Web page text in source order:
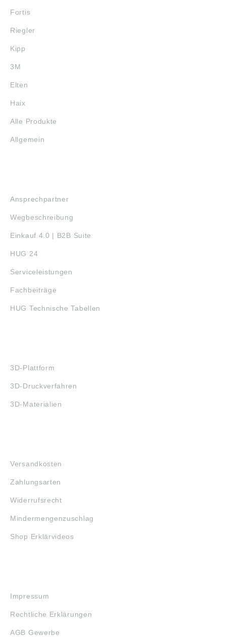
Fortis
Riegler
Kipp
3M
Elten
Haix
Alle Produkte
Allgemein
Ansprechpartner
Wegbeschreibung
Einkauf 4.0 | B2B Suite
HUG 24
Serviceleistungen
Fachbeiträge
HUG Technische Tabellen
3D-Plattform
3D-Druckverfahren
3D-Materialien
Versandkosten
Zahlungsarten
Widerrufsrecht
Mindermengenzuschlag
Shop Erklärvideos
Impressum
Rechtliche Erklärungen
AGB Gewerbe